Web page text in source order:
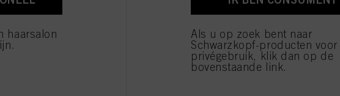
haarsalon
Als u op zoek bent naar
Schwarzkopf-producten voor
privégebruik, klik dan op de
bovenstaande link.
noodzakelijk zijn om u deze website aan te kunnen bieden..